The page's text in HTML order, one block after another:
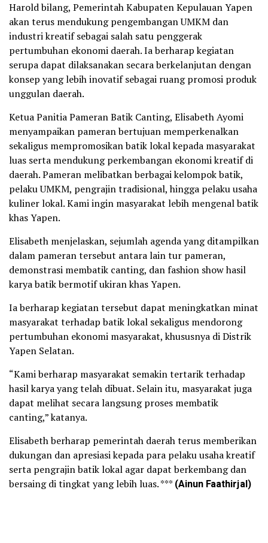
Harold bilang, Pemerintah Kabupaten Kepulauan Yapen
akan terus mendukung pengembangan UMKM dan
industri kreatif sebagai salah satu penggerak
pertumbuhan ekonomi daerah. Ia berharap kegiatan
serupa dapat dilaksanakan secara berkelanjutan dengan
konsep yang lebih inovatif sebagai ruang promosi produk
unggulan daerah.
Ketua Panitia Pameran Batik Canting, Elisabeth Ayomi
menyampaikan pameran bertujuan memperkenalkan
sekaligus mempromosikan batik lokal kepada masyarakat
luas serta mendukung perkembangan ekonomi kreatif di
daerah. Pameran melibatkan berbagai kelompok batik,
pelaku UMKM, pengrajin tradisional, hingga pelaku usaha
kuliner lokal. Kami ingin masyarakat lebih mengenal batik
khas Yapen.
Elisabeth menjelaskan, sejumlah agenda yang ditampilkan
dalam pameran tersebut antara lain tur pameran,
demonstrasi membatik canting, dan fashion show hasil
karya batik bermotif ukiran khas Yapen.
Ia berharap kegiatan tersebut dapat meningkatkan minat
masyarakat terhadap batik lokal sekaligus mendorong
pertumbuhan ekonomi masyarakat, khususnya di Distrik
Yapen Selatan.
“Kami berharap masyarakat semakin tertarik terhadap
hasil karya yang telah dibuat. Selain itu, masyarakat juga
dapat melihat secara langsung proses membatik
canting,” katanya.
Elisabeth berharap pemerintah daerah terus memberikan
dukungan dan apresiasi kepada para pelaku usaha kreatif
serta pengrajin batik lokal agar dapat berkembang dan
bersaing di tingkat yang lebih luas. *** (Ainun Faathirjal)